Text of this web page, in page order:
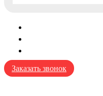
Заказать звонок